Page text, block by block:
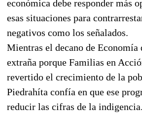
económica debe responder más
esas situaciones para
negativos como los señalados.
Mientras el decano de Economía
extraña porque Familias en
revertido el crecimiento de la
Piedrahíta confía en que ese
reducir las cifras de la indigencia.